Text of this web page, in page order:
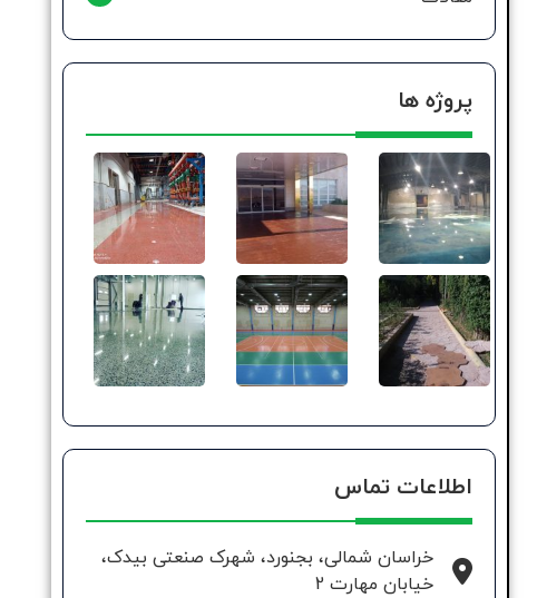
پروژه ها
اطلاعات تماس
خراسان شمالی، بجنورد، شهرک صنعتی بیدک،
خیابان مهارت 2